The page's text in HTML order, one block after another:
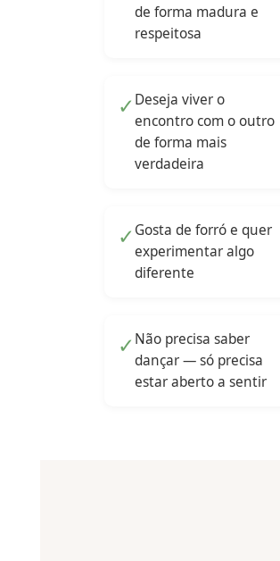
de forma madura e
respeitosa
✓ Deseja viver o
encontro com o outro
de forma mais
verdadeira
✓ Gosta de forró e quer
experimentar algo
diferente
✓ Não precisa saber
dançar — só precisa
estar aberto a sentir